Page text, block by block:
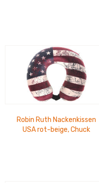
Robin Ruth Nackenkissen
USA rot-beige, Chuck